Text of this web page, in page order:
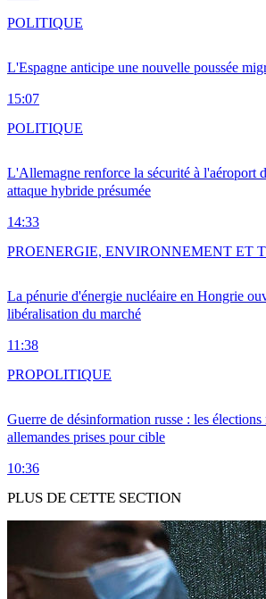
L'Espagne anticipe une nouvelle poussée
15:07
POLITIQUE
L'Allemagne renforce la sécurité à l'aéroport
attaque hybride présumée
14:33
POLITIQUE
La pénurie d'énergie nucléaire en Hongrie
libéralisation du marché
11:38
PROENERGIE, ENVIRONNEMENT ET
Guerre de désinformation russe : les
allemandes prises pour cible
10:36
PROPOLITIQUE
PLUS DE CETTE SECTION